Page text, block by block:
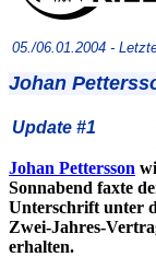
05./06.01.2004 -
Johan
Update #1
Johan Pettersson
Sonnabend faxte
Unterschrift unter
Zwei-Jahres-
erhalten.